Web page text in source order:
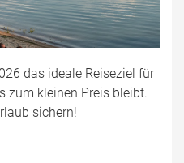
das ideale Reiseziel für
zum kleinen Preis bleibt.
sichern!